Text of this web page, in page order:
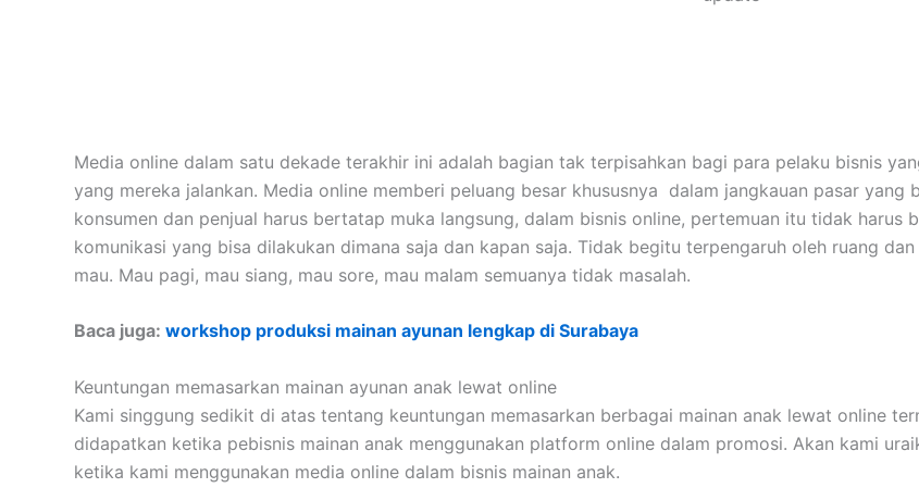
Media online dalam satu dekade terakhir ini adalah bagian tak terpisahkan bagi para pelaku bisnis
yang mereka jalankan. Media online memberi peluang besar khususnya dalam jangkauan pasar yang
konsumen dan penjual harus bertatap muka langsung, dalam bisnis online, pertemuan itu tidak harus
komunikasi yang bisa dilakukan dimana saja dan kapan saja. Tidak begitu terpengaruh oleh ruang
mau. Mau pagi, mau siang, mau sore, mau malam semuanya tidak masalah.
Baca juga: workshop produksi mainan ayunan lengkap di Surabaya
Keuntungan memasarkan mainan ayunan anak lewat online
Kami singgung sedikit di atas tentang keuntungan memasarkan berbagai mainan anak lewat online
didapatkan ketika pebisnis mainan anak menggunakan platform online dalam promosi. Akan kami
ketika kami menggunakan media online dalam bisnis mainan anak.